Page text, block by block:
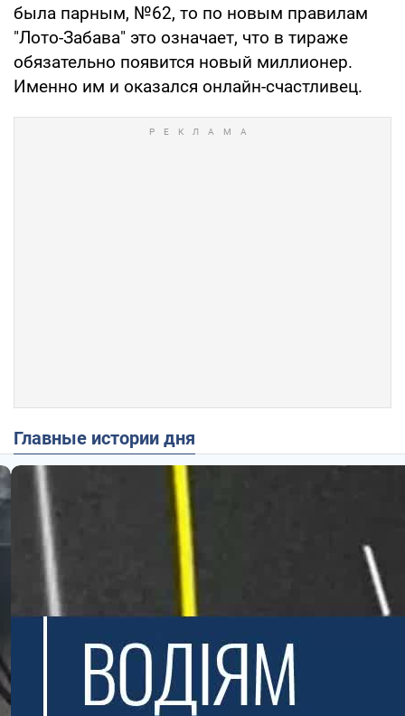
была парным, №62, то по новым правилам
"Лото-Забава" это означает, что в тираже
обязательно появится новый миллионер.
Именно им и оказался онлайн-счастливец.
Главные истории дня